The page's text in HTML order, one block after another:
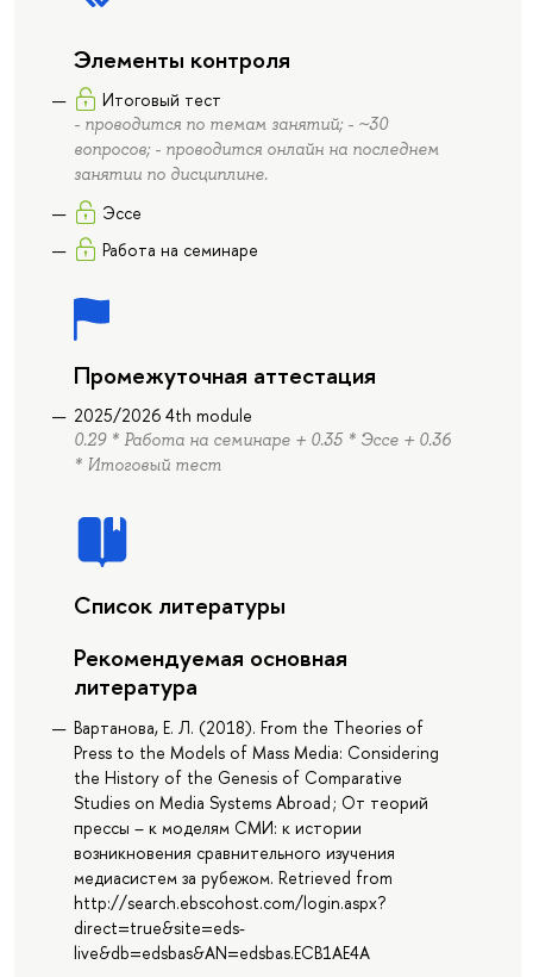
Элементы контроля
Итоговый тест
- проводится по темам занятий; - ~30
вопросов; - проводится онлайн на последнем
занятии по дисциплине.
Эссе
Работа на семинаре
Промежуточная аттестация
2025/2026 4th module
0.29 * Работа на семинаре + 0.35 * Эссе + 0.36
* Итоговый тест
Список литературы
Рекомендуемая основная
литература
Вартанова, Е. Л. (2018). From the Theories of
Press to the Models of Mass Media: Considering
the History of the Genesis of Comparative
Studies on Media Systems Abroad ; От теорий
прессы – к моделям СМИ: к истории
возникновения сравнительного изучения
медиасистем за рубежом. Retrieved from
http://search.ebscohost.com/login.aspx?
direct=true&site=eds-
live&db=edsbas&AN=edsbas.ECB1AE4A